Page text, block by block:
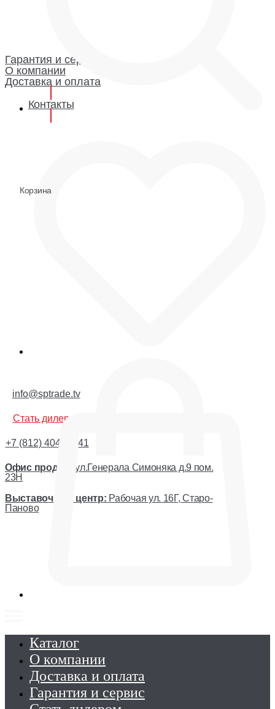
Гарантия и сервис
О компании
Доставка и оплата
Контакты
Корзина
info@sptrade.tv
Стать дилером
+7 (812) 404-44-41
Офис продаж:
ул.Генерала Симоняка д.9 пом.
23Н
Выставочный центр: Рабочая ул. 16Г, Старо-
Паново
Каталог
О компании
Доставка и оплата
Гарантия и сервис